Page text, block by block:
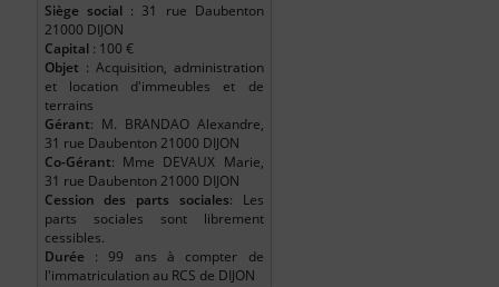
Siège social: 31 rue Daubenton
21000 DIJON
Capital: 100 €
Objet : Acquisition, administration
et location d'immeubles et de
terrains
Gérant: M. BRANDAO Alexandre,
31 rue Daubenton 21000 DIJON
Co-Gérant: Mme DEVAUX Marie,
31 rue Daubenton 21000 DIJON
Cession des parts sociales: Les
parts sociales sont librement
cessibles.
Durée : 99 ans à compter de
l'immatriculation au RCS de DIJON